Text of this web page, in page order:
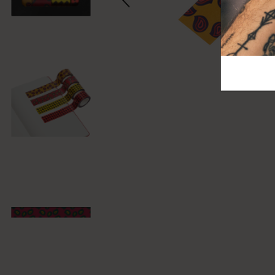
ピン
サブカテゴリ
サブカテゴリ